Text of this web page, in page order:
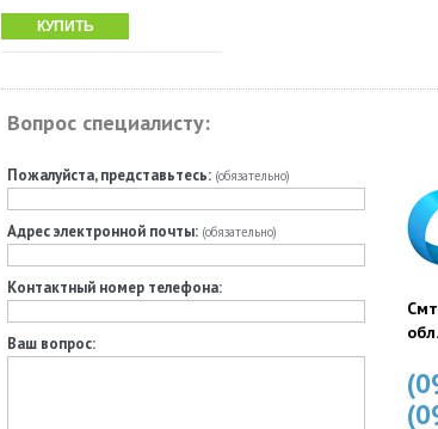
КУПИТЬ
Вопрос специалисту:
Пожалуйста, представьтесь: (обязательно)
Адрес электронной почты: (обязательно)
Контактный номер телефона:
Ваш вопрос: